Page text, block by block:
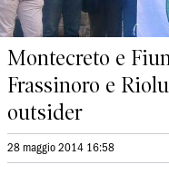
Montecreto e
Frassinoro e
outsider
28 maggio 2014 16:58